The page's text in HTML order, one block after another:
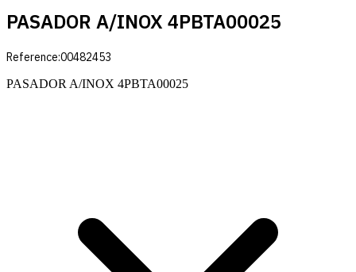
PASADOR A/INOX 4PBTA00025
Reference:00482453
PASADOR A/INOX 4PBTA00025